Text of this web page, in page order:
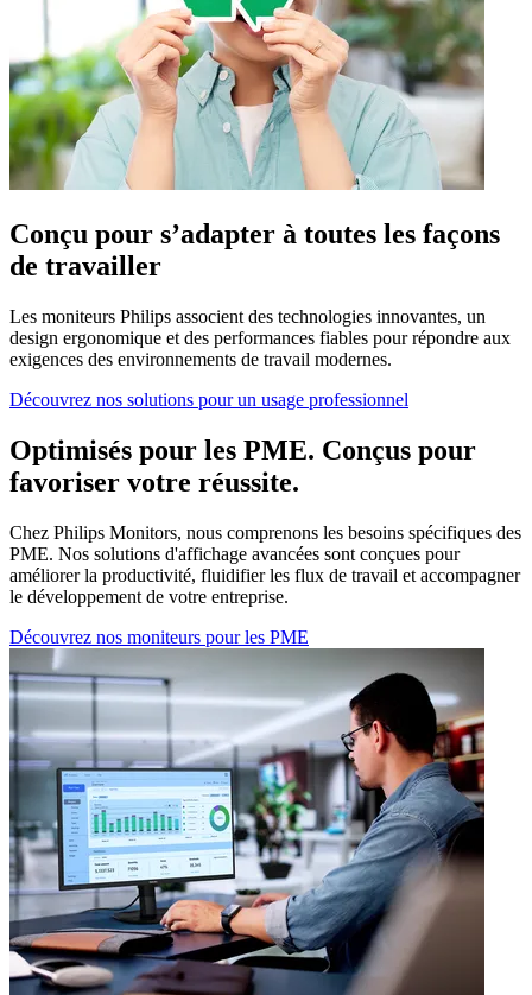
Conçu pour s’adapter à toutes les façons
de travailler
Les moniteurs Philips associent des technologies innovantes, un
design ergonomique et des performances fiables pour répondre aux
exigences des environnements de travail modernes.
Découvrez nos solutions pour un usage professionnel
Optimisés pour les PME. Conçus pour
favoriser votre réussite.
Chez Philips Monitors, nous comprenons les besoins spécifiques des
PME. Nos solutions d'affichage avancées sont conçues pour
améliorer la productivité, fluidifier les flux de travail et accompagner
le développement de votre entreprise.
Découvrez nos moniteurs pour les PME